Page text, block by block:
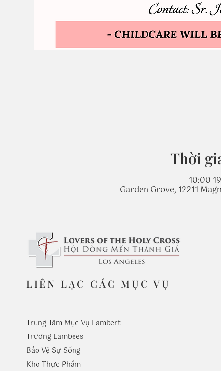
Thời
10:00
Garden Grove, 12211
LIÊN LẠC CÁC MỤC VỤ
Trung Tâm Mục Vụ Lambert
Trường Lambees
Bảo Vệ Sự Sống
Kho Thực Phẩm